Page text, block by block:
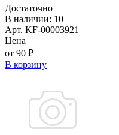
Достаточно
В наличии: 10
Арт. KF-00003921
Цена
от 90 ₽
В корзину